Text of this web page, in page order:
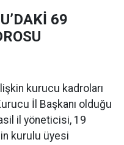
69
kurucu kadroları
İl Başkanı olduğu
il yöneticisi, 19
kurulu üyesi